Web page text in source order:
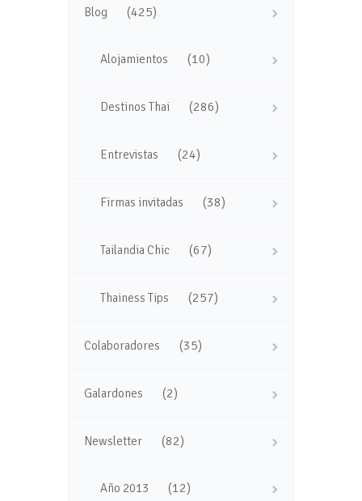
Blog (425)
Alojamientos (10)
Destinos Thai (286)
Entrevistas (24)
Firmas invitadas (38)
Tailandia Chic (67)
Thainess Tips (257)
Colaboradores (35)
Galardones (2)
Newsletter (82)
Año 2013 (12)